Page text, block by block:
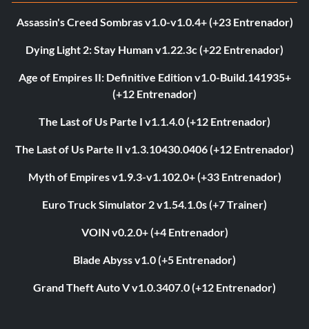
Assassin's Creed Sombras v1.0-v1.0.4+ (+23 Entrenador)
Dying Light 2: Stay Human v1.22.3c (+22 Entrenador)
Age of Empires II: Definitive Edition v1.0-Build.141935+
(+12 Entrenador)
The Last of Us Parte I v1.1.4.0 (+12 Entrenador)
The Last of Us Parte II v1.3.10430.0406 (+12 Entrenador)
Myth of Empires v1.9.3-v1.102.0+ (+33 Entrenador)
Euro Truck Simulator 2 v1.54.1.0s (+7 Trainer)
VOIN v0.2.0+ (+4 Entrenador)
Blade Abyss v1.0 (+5 Entrenador)
Grand Theft Auto V v1.0.3407.0 (+12 Entrenador)